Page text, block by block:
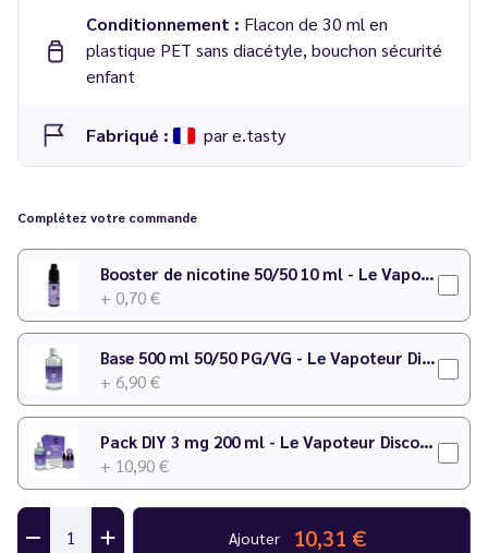
Conditionnement : Flacon de 30 ml en
plastique PET sans diacétyle, bouchon sécurité
enfant
Fabriqué : par e.tasty
Temps de maturation
Pour plus de détails sur le dosage, consultez notrecalculateur
Complétez votre commande
Booster de nicotine 50/50 10 ml - Le Vapoteur Discount
+ 0,70 €
Base 500 ml 50/50 PG/VG - Le Vapoteur Discount
+ 6,90 €
Pack DIY 3 mg 200 ml - Le Vapoteur Discount
+ 10,90 €
Ajouter 10,31 €